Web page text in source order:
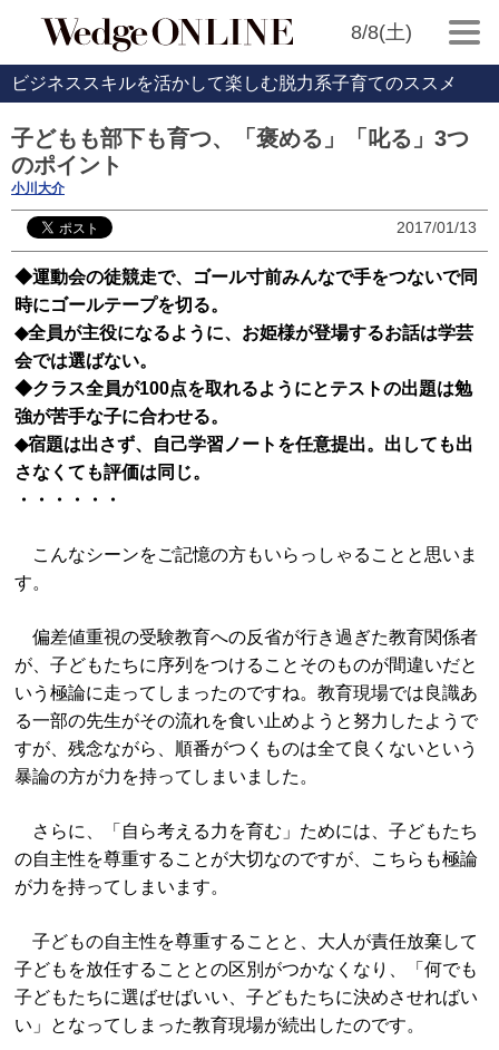
8/8(土)
ビジネススキルを活かして楽しむ脱力系子育てのススメ
子どもも部下も育つ、「褒める」「叱る」3つ
のポイント
小川大介
2017/01/13
◆運動会の徒競走で、ゴール寸前みんなで手をつないで同
時にゴールテープを切る。
◆全員が主役になるように、お姫様が登場するお話は学芸
会では選ばない。
◆クラス全員が100点を取れるようにとテストの出題は勉
強が苦手な子に合わせる。
◆宿題は出さず、自己学習ノートを任意提出。出しても出
さなくても評価は同じ。
・・・・・・
こんなシーンをご記憶の方もいらっしゃることと思いま
す。
偏差値重視の受験教育への反省が行き過ぎた教育関係者
が、子どもたちに序列をつけることそのものが間違いだと
いう極論に走ってしまったのですね。教育現場では良識あ
る一部の先生がその流れを食い止めようと努力したようで
すが、残念ながら、順番がつくものは全て良くないという
暴論の方が力を持ってしまいました。
さらに、「自ら考える力を育む」ためには、子どもたち
の自主性を尊重することが大切なのですが、こちらも極論
が力を持ってしまいます。
子どもの自主性を尊重することと、大人が責任放棄して
子どもを放任することとの区別がつかなくなり、「何でも
子どもたちに選ばせばいい、子どもたちに決めさせればい
い」となってしまった教育現場が続出したのです。